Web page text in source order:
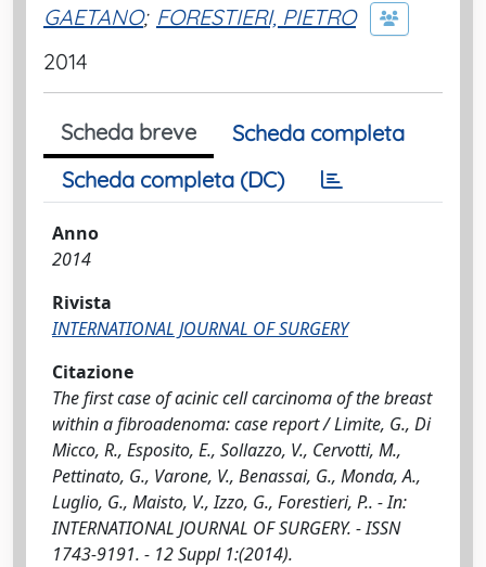
GAETANO; FORESTIERI, PIETRO
2014
Scheda breve
Scheda completa
Scheda completa (DC)
Anno
2014
Rivista
INTERNATIONAL JOURNAL OF SURGERY
Citazione
The first case of acinic cell carcinoma of the breast
within a fibroadenoma: case report / Limite, G., Di
Micco, R., Esposito, E., Sollazzo, V., Cervotti, M.,
Pettinato, G., Varone, V., Benassai, G., Monda, A.,
Luglio, G., Maisto, V., Izzo, G., Forestieri, P.. - In:
INTERNATIONAL JOURNAL OF SURGERY. - ISSN
1743-9191. - 12 Suppl 1:(2014).